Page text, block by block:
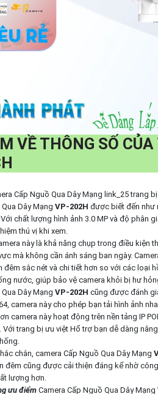
VỀ THÔNG SỐ CỦA
Cấp Nguồ Qua Dây Mạng link_25 trang
Dây Mạng VP-202H được biết đến như
chất lượng hình ảnh 3.0 MP và độ phân
thú vị khi xem.
này là khả năng chụp trong điều kiện
mà không cần ánh sáng ban ngày.
đêm sắc nét và chi tiết hơn so với các loại
nước, giúp bảo vệ camera khỏi bị hư
Dây Mạng VP-202H cũng được đánh
camera này cho phép bạn tải hình ảnh
camera này hoạt động trên nền tảng IP
Với trang bị ưu việt Hổ trợ bạn dễ dàng
chắn, camera Cấp Nguồ Qua Dây Mạng
đêm cũng được cải thiện đáng kể nhờ
lượng hơn.
ưu điểm Camera Cấp Nguồ Qua Dây Mạng